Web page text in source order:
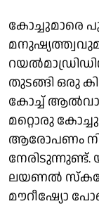
കോച്ചുമാരെ
തുടങ്ങി ഒരു
കോച്ച്
മറ്റൊരു
ആരോപണം
നേരിടുന്നുണ്ട്.
ലയണല്‍
മൗറീഷ്യോ